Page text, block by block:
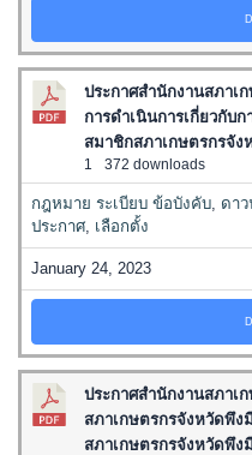
ประกาศสำนักงานสภาเ
การดำเนินการเกี่ยวกับ
สมาชิกสภาเกษตรกรจัง
1 372 downloads
กฎหมาย ระเบียบ ข้อบังคับ, ดา
ประกาศ, เลือกตั้ง
January 24, 2023
ประกาศสำนักงานสภาเ
สภาเกษตรกรจังหวัดพึ
สภาเกษตรกรจังหวัดพึง